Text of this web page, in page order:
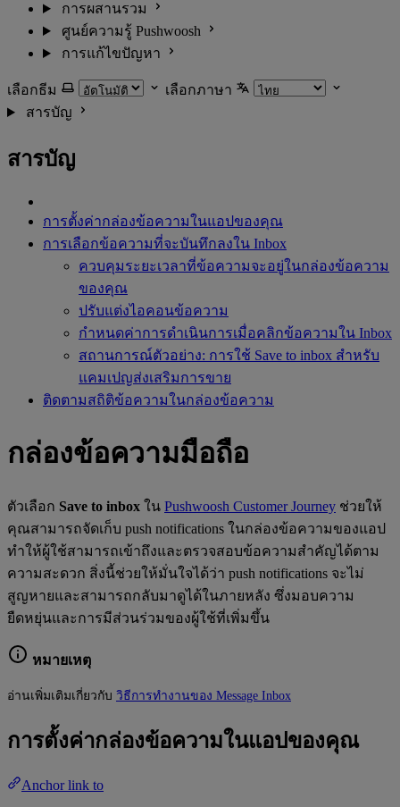
การผสานรวม
ศูนย์ความรู้ Pushwoosh
การแก้ไขปัญหา
เลือกธีม
เลือกภาษา
สารบัญ
สารบัญ
การตั้งค่ากล่องข้อความในแอปของคุณ
การเลือกข้อความที่จะบันทึกลงใน Inbox
ควบคุมระยะเวลาที่ข้อความจะอยู่ในกล่องข้อความ
ของคุณ
ปรับแต่งไอคอนข้อความ
กำหนดค่าการดำเนินการเมื่อคลิกข้อความใน Inbox
สถานการณ์ตัวอย่าง: การใช้ Save to inbox สำหรับ
แคมเปญส่งเสริมการขาย
ติดตามสถิติข้อความในกล่องข้อความ
กล่องข้อความมือถือ
ตัวเลือก Save to inbox ใน Pushwoosh Customer Journey ช่วยให้
คุณสามารถจัดเก็บ push notifications ในกล่องข้อความของแอป
ทำให้ผู้ใช้สามารถเข้าถึงและตรวจสอบข้อความสำคัญได้ตาม
ความสะดวก สิ่งนี้ช่วยให้มั่นใจได้ว่า push notifications จะไม่
สูญหายและสามารถกลับมาดูได้ในภายหลัง ซึ่งมอบความ
ยืดหยุ่นและการมีส่วนร่วมของผู้ใช้ที่เพิ่มขึ้น
หมายเหตุ
อ่านเพิ่มเติมเกี่ยวกับ วิธีการทำงานของ Message Inbox
การตั้งค่ากล่องข้อความในแอปของคุณ
Anchor link to